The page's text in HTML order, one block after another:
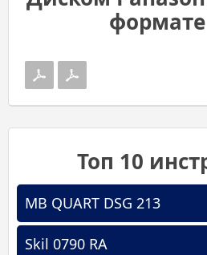
формате
Топ 10
MB QUART DSG 213
Skil 0790 RA